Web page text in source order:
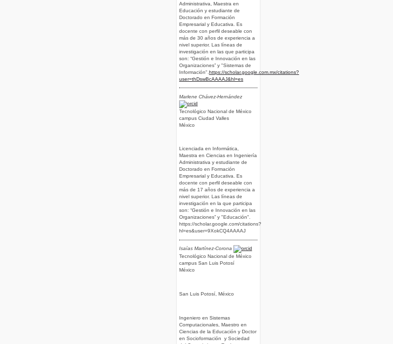
Administrativa, Maestra en
Educación y estudiante de
Doctorado en Formación
Empresarial y Educativa. Es
docente con perfil deseable con
más de 30 años de experiencia a
nivel superior. Las líneas de
investigación en las que participa
son: “Gestión e Innovación en las
Organizaciones” y "Sistemas de
Información". https://scholar.google.com.mx/citations?
user=thDswBcAAAAJ&hl=es
Marlene Chávez-Hernández
Tecnológico Nacional de México
campus Ciudad Valles
México
Licenciada en Informática,
Maestra en Ciencias en Ingeniería
Administrativa y estudiante de
Doctorado en Formación
Empresarial y Educativa. Es
docente con perfil deseable con
más de 17 años de experiencia a
nivel superior. Las líneas de
investigación en la que participa
son: “Gestión e Innovación en las
Organizaciones” y "Educación".
https://scholar.google.com/citations?
hl=es&user=9XokCQ4AAAAJ
Isaías Martínez-Corona
Tecnológico Nacional de México
campus San Luis Potosí
México
San Luis Potosí, México
Ingeniero en Sistemas
Computacionales, Maestro en
Ciencias de la Educación y Doctor
en Socioformación y Sociedad